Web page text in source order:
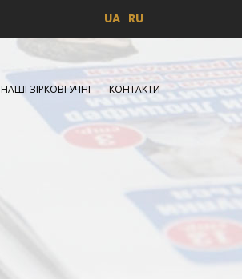
UA RU
НАШІ ЗІРКОВІ УЧНІ КОНТАКТИ